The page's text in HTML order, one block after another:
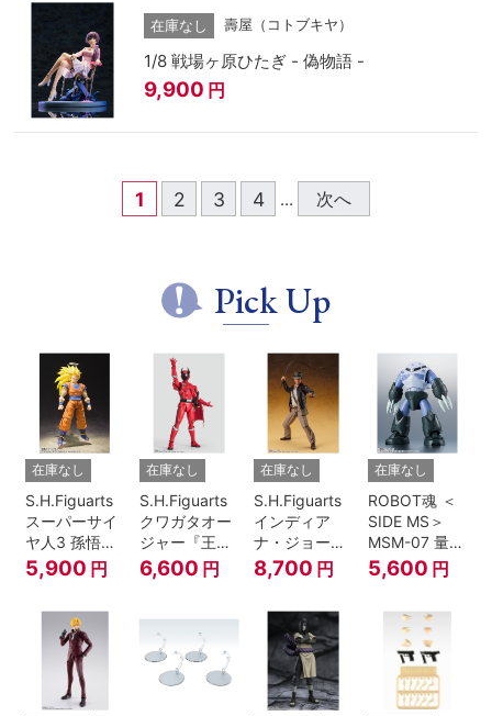
在庫なし 壽屋（コトブキヤ）
1/8 戦場ヶ原ひたぎ - 偽物語 -
9,900 円
1 2 3 4 ... 次へ
Pick Up
在庫なし
S.H.Figuarts
スーパーサイ
ヤ人3 孫悟空
『ドラゴンボ
ールZ』
5,900 円
在庫なし
S.H.Figuarts
クワガタオー
ジャー『王様
戦隊キングオ
ージャー』
6,600 円
在庫なし
S.H.Figuarts
インディア
ナ・ジョーン
ズ（レイダー
ス/失われたア
櫃》）
8,700 円
在庫なし
ROBOT魂 ＜
SIDE MS＞
MSM-07 量産
型ズゴック
ver.
5,600 円